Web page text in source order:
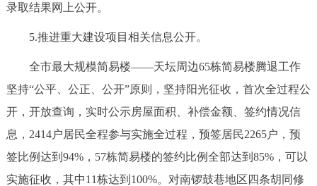
录取结果网上公开。
5.推进重大建设项目相关信息公开。
全市最大规模简易楼——天坛周边65栋简易楼腾退工作
坚持“公平、公正、公开”原则，坚持阳光征收，首次全过程公
开，开放查询，实时公示房屋面积、补偿金额、签约情况信
息，2414户居民全程参与实施全过程，预签居民2265户，预
签比例达到94%，57栋简易楼的签约比例全部达到85%，可以
实施征收，其中11栋达到100%。对南锣鼓巷地区四条胡同修